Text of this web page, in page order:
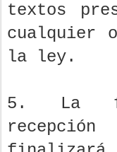
textos
cualquier
la ley.
5. La